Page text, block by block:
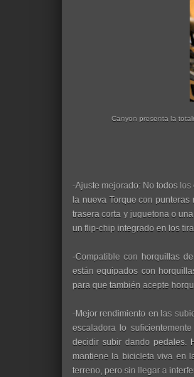
Canyon presenta la
-Ajuste mejorado: No todos
la nueva Torque con
trasera corta y juguetona o
un flip-chip integrado en los
-Compatible con horquillas
están equipados con
para que también acepte
-Mejor rendimiento en las
escaladora lo
decidir subir dando pedales.
mantiene la bicicleta viva en
terreno, pero sin llegar a